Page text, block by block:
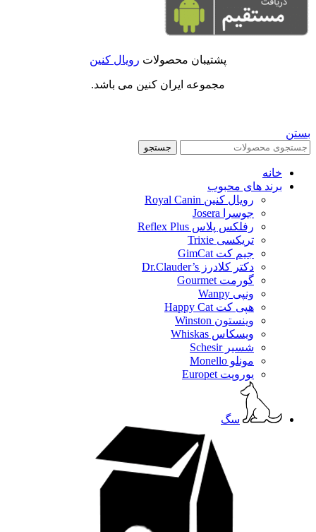
پشتیبان محصولات رویال کنین
مجموعه ایران کنین می باشد.
بستن
جستجو
خانه
برند های محبوب
رویال کنین Royal Canin
جوسرا Josera
رفلکس پلاس Reflex Plus
تریکسی Trixie
جیم کت GimCat
دکتر کلادرز Dr.Clauder’s
گورمت Gourmet
ونپی Wanpy
هپی کت Happy Cat
وینستون Winston
ویسکاس Whiskas
شسیر Schesir
مونلو Monello
یوروپت Europet
سگ